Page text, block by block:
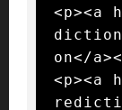
<p><a
on</
<p><a